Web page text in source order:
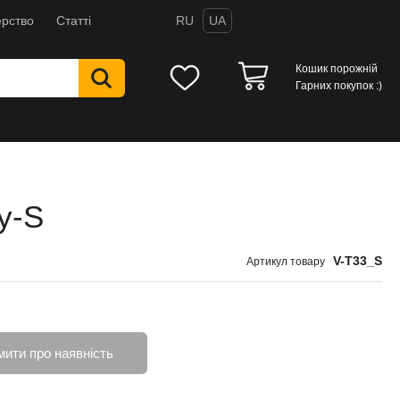
Статті RU UA
Кошик порожній
Гарних покупок :)
S
Артикул товару V-T33_S
про наявність